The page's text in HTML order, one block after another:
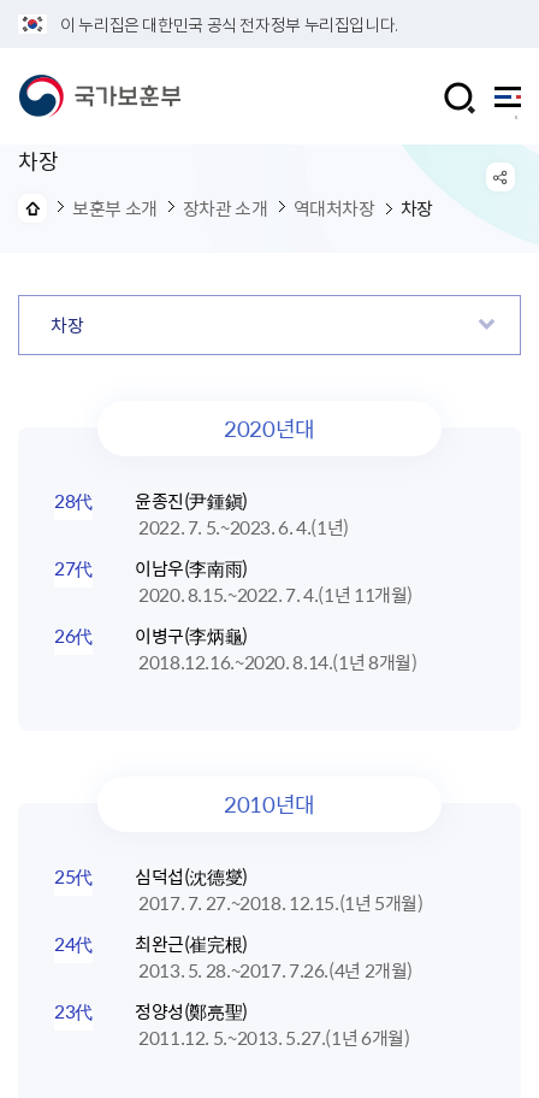
이 누리집은 대한민국 공식 전자정부 누리집입니다.
차장
보훈부 소개 장차관 소개 역대처차장 차장
차장
2020년대
28代
윤종진(尹鍾鎭)
2022. 7. 5.~2023. 6. 4.(1년)
27代
이남우(李南雨)
2020. 8.15.~2022. 7. 4.(1년 11개월)
26代
이병구(李炳龜)
2018.12.16.~2020. 8.14.(1년 8개월)
2010년대
25代
심덕섭(沈德燮)
2017. 7. 27.~2018. 12.15.(1년 5개월)
24代
최완근(崔完根)
2013. 5. 28.~2017. 7.26.(4년 2개월)
23代
정양성(鄭亮聖)
2011.12. 5.~2013. 5.27.(1년 6개월)